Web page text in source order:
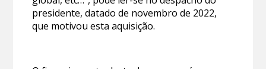
presidente, datado de novembro de 2022,
que motivou esta aquisição.